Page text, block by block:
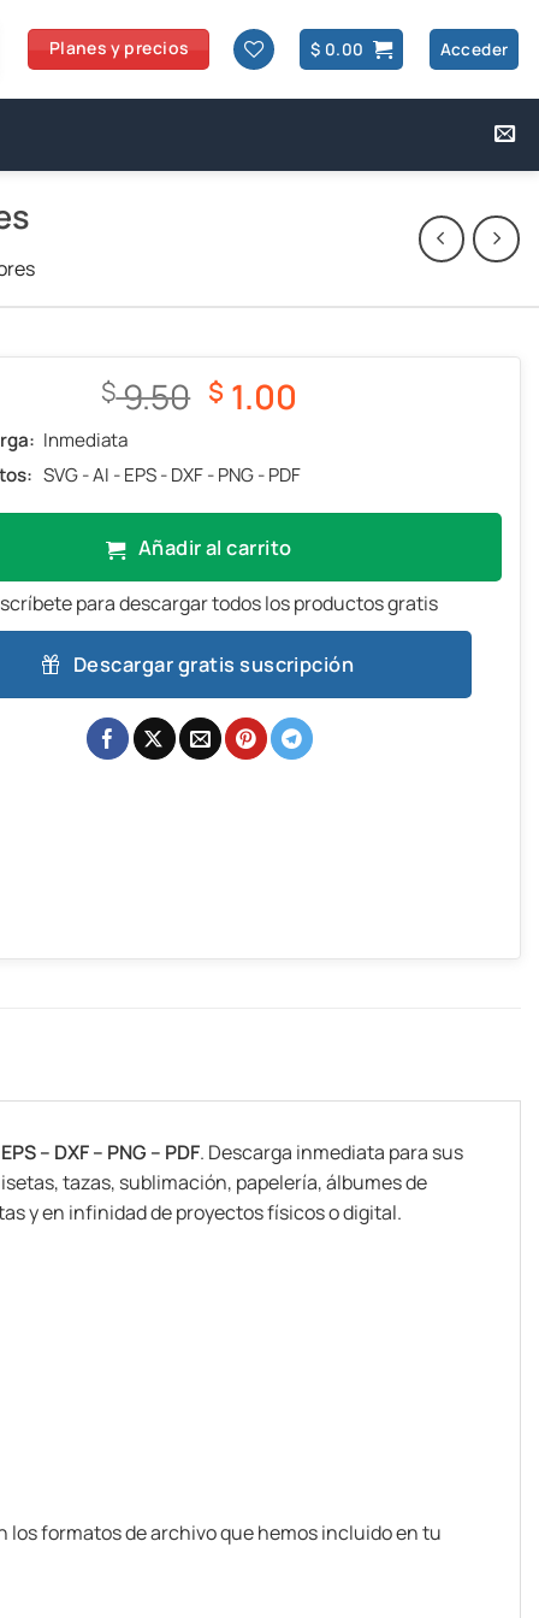
Planes y precios $ 0.00 Acceder
$9.50 El
original
era:
$ 9.50.
$ 1.00
actual
Inmediata
SVG - AI - EPS - DXF - PNG - PDF
Añadir al carrito
para descargar todos los productos gratis
Descargar gratis suscripción
– DXF – PNG – PDF. Descarga inmediata para sus
tazas, sublimación, papelería, álbumes de
y en infinidad de proyectos físicos o digital.
formatos de archivo que hemos incluido en tu